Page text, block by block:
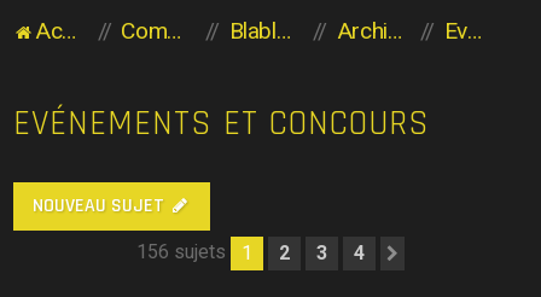
Accueil du forum Communauté des Planaviens Blabla entre Planaviens Archives Evénements et concours
EVÉNEMENTS ET CONCOURS
NOUVEAU SUJET
156 sujets 1 2 3 4